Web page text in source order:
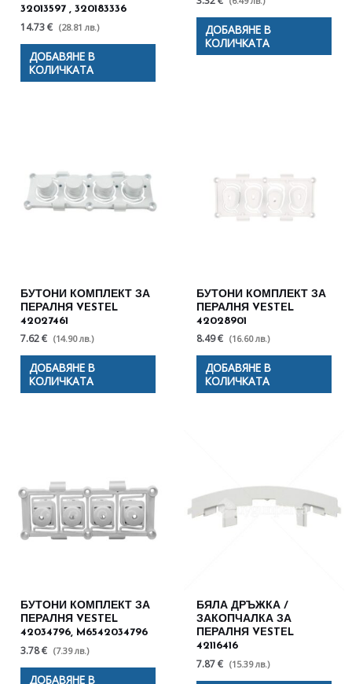
32013597 , 320183336
14.73 € (28.81 лв.)
ДОБАВЯНЕ В
КОЛИЧКАТА
ДОБАВЯНЕ В
КОЛИЧКАТА
БУТОНИ КОМПЛЕКТ ЗА
ПЕРАЛНЯ VESTEL
42027461
7.62 € (14.90 лв.)
ДОБАВЯНЕ В
КОЛИЧКАТА
БУТОНИ КОМПЛЕКТ ЗА
ПЕРАЛНЯ VESTEL
42028901
8.49 € (16.60 лв.)
ДОБАВЯНЕ В
КОЛИЧКАТА
БУТОНИ КОМПЛЕКТ ЗА
ПЕРАЛНЯ VESTEL
42034796, M6542034796
3.78 € (7.39 лв.)
ДОБАВЯНЕ В
БЯЛА ДРЪЖКА /
ЗАКОПЧАЛКА ЗА
ПЕРАЛНЯ VESTEL
42116416
7.87 € (15.39 лв.)